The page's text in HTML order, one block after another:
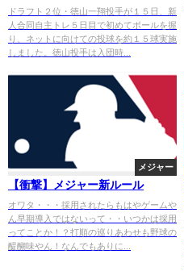
ドラフト２位・徳山一翔投手が１５日、新
人合同自主トレ５日目で初めてボールを握
り、ネットに向けての投球を約１５球実施
しました。徳山投手は入団時...
メジャー
【衝撃】メジャー新ルール
オワタ・・・採用されたらもはやゲームや
ん早期導入ではないって・・いつかは採用
ってことか！？打順の巡りあわせも野球の
醍醐味やん！なんでもありに...